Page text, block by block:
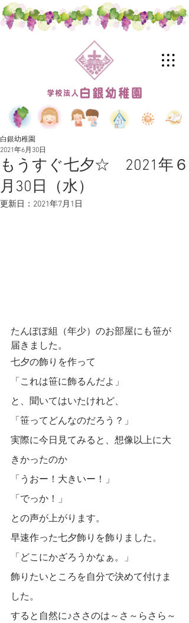
もうすぐ七夕☆ 2021年６
月30日（水）
白銀幼稚園
2021年6月30日
更新日： 2021年7月1日
たんぽぽ組（年少）のお部屋にも笹が
届きました。
七夕の飾りを作って
「これは笹に飾るんだよ」
と、聞いてはいたけれど、
「笹ってどんなのだろう？」
実際に今日見てみると、想像以上に大
きかったのか
「うおー！大きいー！」
「でっか！」
との声が上がります。
早速作った七夕飾りを飾りました。
「どこにかざろうかなぁ。」
飾りたいところを自分で決めて付けま
した。
すると自然に♪ささのは～さ～らさら～